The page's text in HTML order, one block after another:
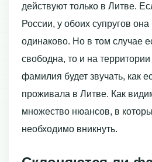
действуют только в Литве.
России, у обоих супругов она
одинаково. Но в том случае
свободна, то и на
фамилия будет звучать, как
проживала в Литве. Как
множество нюансов, в
необходимо вникнуть.